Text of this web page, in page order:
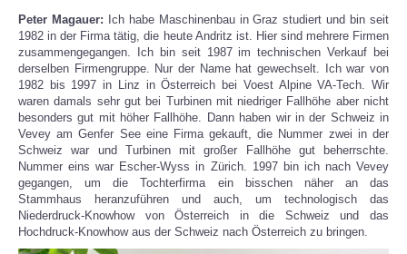
Peter Magauer: Ich habe Maschinenbau in Graz studiert und bin seit
1982 in der Firma tätig, die heute Andritz ist. Hier sind mehrere Firmen
zusammengegangen. Ich bin seit 1987 im technischen Verkauf bei
derselben Firmengruppe. Nur der Name hat gewechselt. Ich war von
1982 bis 1997 in Linz in Österreich bei Voest Alpine VA-Tech. Wir
waren damals sehr gut bei Turbinen mit niedriger Fallhöhe aber nicht
besonders gut mit höher Fallhöhe. Dann haben wir in der Schweiz in
Vevey am Genfer See eine Firma gekauft, die Nummer zwei in der
Schweiz war und Turbinen mit großer Fallhöhe gut beherrschte.
Nummer eins war Escher-Wyss in Zürich. 1997 bin ich nach Vevey
gegangen, um die Tochterfirma ein bisschen näher an das
Stammhaus heranzuführen und auch, um technologisch das
Niederdruck-Knowhow von Österreich in die Schweiz und das
Hochdruck-Knowhow aus der Schweiz nach Österreich zu bringen.